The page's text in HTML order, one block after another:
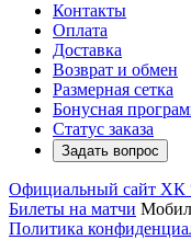
Контакты
Оплата
Доставка
Возврат и обмен
Размерная сетка
Бонусная
Статус заказа
Задать вопрос
Официальный сайт ХК
Билеты на матчи
Политика